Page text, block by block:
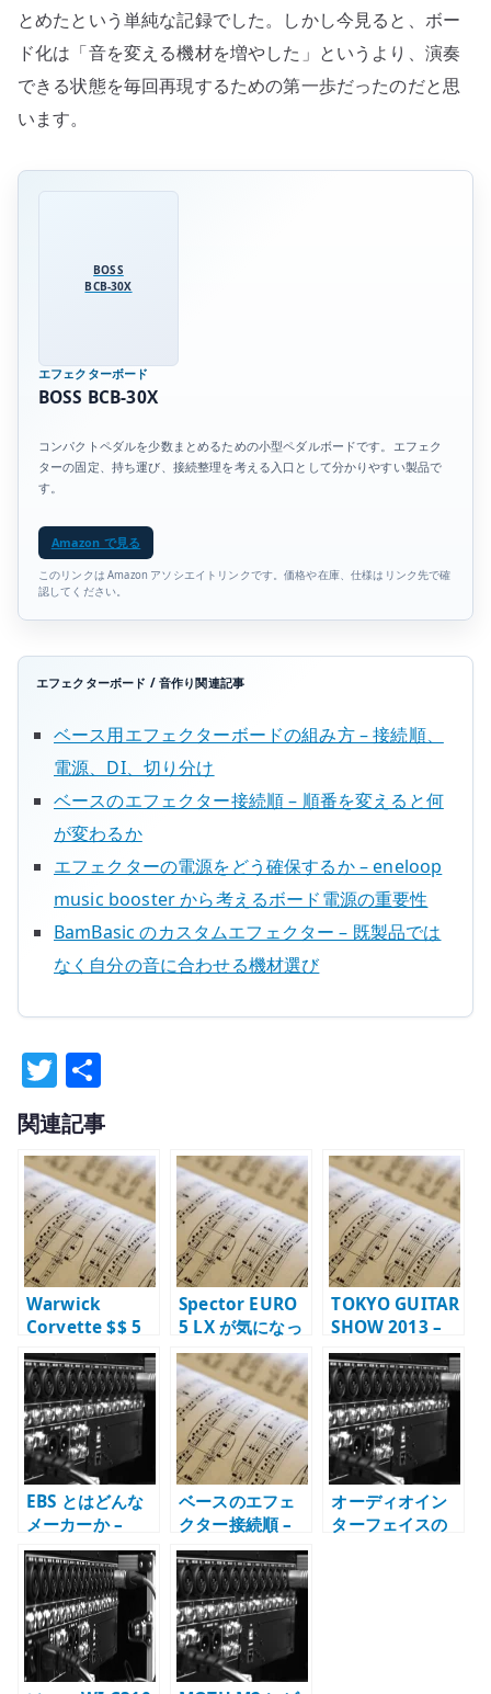
とめたという単純な記録でした。しかし今見ると、ボー
ド化は「音を変える機材を増やした」というより、演奏
できる状態を毎回再現するための第一歩だったのだと思
います。
BOSS
BCB-30X
エフェクターボード
BOSS BCB-30X
コンパクトペダルを少数まとめるための小型ペダルボードです。エフェク
ターの固定、持ち運び、接続整理を考える入口として分かりやすい製品で
す。
Amazon で見る
このリンクは Amazon アソシエイトリンクです。価格や在庫、仕様はリンク先で確
認してください。
エフェクターボード / 音作り関連記事
ベース用エフェクターボードの組み方 – 接続順、
電源、DI、切り分け
ベースのエフェクター接続順 – 順番を変えると何
が変わるか
エフェクターの電源をどう確保するか – eneloop
music booster から考えるボード電源の重要性
BamBasic のカスタムエフェクター – 既製品では
なく自分の音に合わせる機材選び
T
w
it
te
r
有
関連記事
Warwick
Corvette $$ 5
弦に惹かれた理
由 – Double
Buck と 24 フレ
ットを見る
Spector EURO
5 LX が気になっ
た理由 – NS ボデ
ィ、35 インチ、
EMG を見る
TOKYO GUITAR
SHOW 2013 –
高級ベースを見
て音楽熱が戻っ
た日
EBS とはどんな
メーカーか –
MicroBass、
MultiComp、ベ
ースアンプから
特徴を知る
ベースのエフェ
クター接続順 –
順番を変えると
何が変わるか
オーディオイン
ターフェイスの